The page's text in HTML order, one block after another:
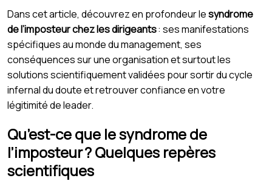
Dans cet article, découvrez en profondeur lesyndrome
de l’imposteur chez les dirigeants: ses manifestations
spécifiques au monde du management, ses
conséquences sur une organisation et surtout les
solutions scientifiquement validées pour sortir du cycle
infernal du doute et retrouver confiance en votre
légitimité de leader.
Qu’est-ce que le syndrome de
l’imposteur ? Quelques repères
scientifiques